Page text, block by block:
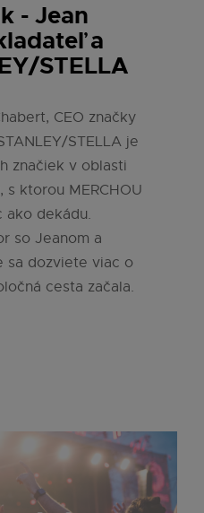
- Jean
a
STELLA
CEO značky
STELLA je
značiek v oblasti
ktorou MERCHOU
ako dekádu.
so Jeanom a
sa dozviete viac o
cesta začala.